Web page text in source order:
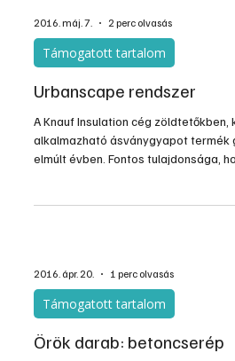
2016. máj. 7. 2 perc olvasás
Támogatott tartalom
Urbanscape rendszer
A Knauf Insulation cég
alkalmazható ásványgyapot
elmúlt évben. Fontos tulajdonsága,
2016. ápr. 20. 1 perc olvasás
Támogatott tartalom
Örök darab: betoncserép